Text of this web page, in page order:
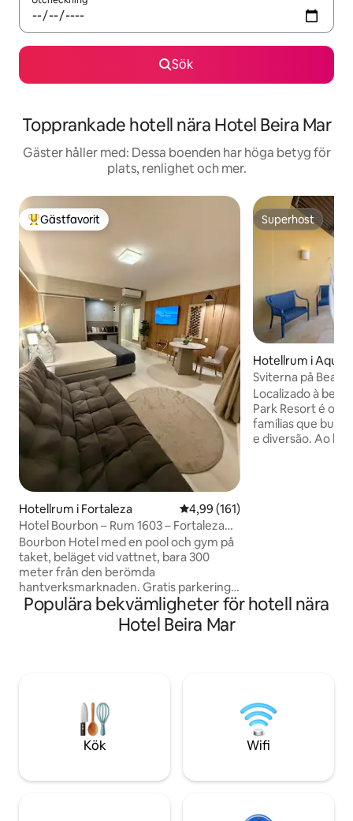
Sök
Topprankade hotell nära Hotel Beira Mar
Gäster håller med: Dessa boenden har höga betyg för
plats, renlighet och mer.
Populär gästfavorit
Gästfavorit
Hotellrum i Fortaleza 4,99 av 5 i genomsnittligt
4,99 (161)
Hotel Bourbon – Rum 1603 – Fortaleza
Beachfront
Bourbon Hotel med en pool och gym på
taket, beläget vid vattnet, bara 300
meter från den berömda
hantverksmarknaden. Gratis parkering
och reception dygnet runt.
Bekvämligheterna inkluderar: - Rymligt
rum med en dubbelsäng - Bäddsoffa -
varm/kall dusch och hårtork - Kuddar
och sängkläder - Bad- och
ansiktshanddukar - Strykbräda och
strykjärn - Spegel i full längd - Kassaskåp
Superhost
Superhost
Hotellrum i
Sviterna på
Localizado à
Park Resort é o
famílias que
e diversão. Ao
Populära bekvämligheter för hotell nära
Hotel Beira Mar
Kök Wifi